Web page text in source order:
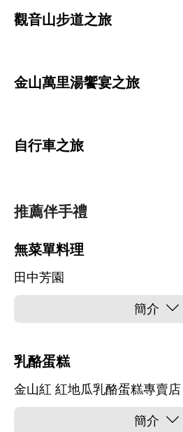
觀音山步道之旅
金山萬里湯饗宴之旅
自行車之旅
推薦伴手禮
無菜單料理
田中芳園
簡介
乳酪蛋糕
金山紅 紅地瓜乳酪蛋糕專賣店
簡介